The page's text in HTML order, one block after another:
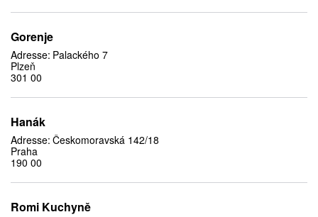
Gorenje
Adresse: Palackého 7
Plzeň
301 00
Hanák
Adresse: Českomoravská 142/18
Praha
190 00
Romi Kuchyně